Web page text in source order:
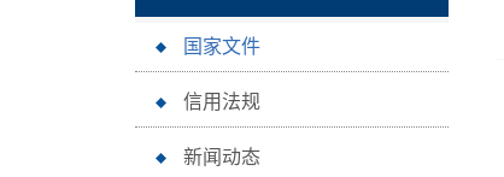
国家文件
信用法规
新闻动态